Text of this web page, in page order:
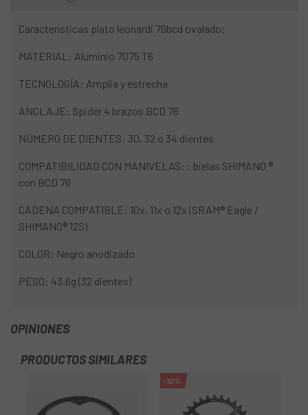
Características plato leonardi 76bcd ovalado:
MATERIAL: Aluminio 7075 T6
TECNOLOGÍA: Amplia y estrecha
ANCLAJE: Spider 4 brazos BCD 76
NÚMERO DE DIENTES: 30, 32 o 34 dientes
COMPATIBILIDAD CON MANIVELAS: : bielas SHIMANO ®
con BCD 76
CADENA COMPATIBLE: 10x, 11x o 12x (SRAM® Eagle /
SHIMANO® 12S)
COLOR: Negro anodizado
PESO: 43.6g (32 dientes)
OPINIONES
PRODUCTOS SIMILARES
-10%